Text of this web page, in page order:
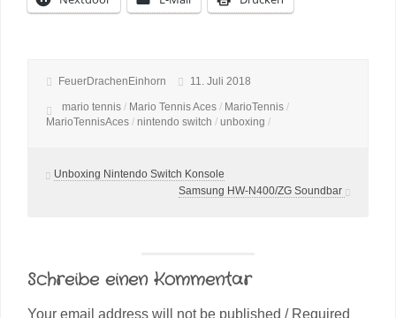
FeuerDrachenEinhorn 11. Juli 2018
mario tennis / Mario Tennis Aces / MarioTennis /
MarioTennisAces / nintendo switch / unboxing /
Unboxing Nintendo Switch Konsole
Samsung HW-N400/ZG Soundbar
Schreibe einen Kommentar
Your email address will not be published / Required